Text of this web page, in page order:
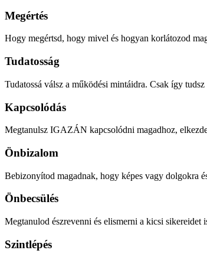
Megértés
Hogy megértsd, hogy mivel és hogyan korlátozod
Tudatosság
Tudatossá válsz a működési mintáidra. Csak így
Kapcsolódás
Megtanulsz IGAZÁN kapcsolódni magadhoz,
Önbizalom
Bebizonyítod magadnak, hogy képes vagy dolgokra
Önbecsülés
Megtanulod észrevenni és elismerni a kicsi sikereidet
Szintlépés